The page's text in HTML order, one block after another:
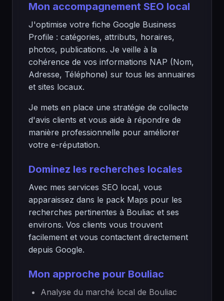
Mon accompagnement SEO local
J'optimise votre fiche Google Business
Profile : catégories, attributs, horaires,
photos, publications. Je veille à la
cohérence de vos informations NAP (Nom,
Adresse, Téléphone) sur tous les annuaires
et sites locaux.
Je mets en place une stratégie de collecte
d'avis clients et vous aide à répondre de
manière professionnelle pour améliorer
votre e-réputation.
Dominez les recherches locales
Avec mes services SEO local, vous
apparaissez dans le pack Maps pour les
recherches pertinentes à Bouliac et ses
environs. Vos clients vous trouvent
facilement et vous contactent directement
depuis Google.
Mon approche pour Bouliac
Analyse du marché local de Bouliac